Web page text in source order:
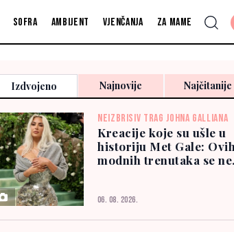
Sofra Ambijent Vjenčanja Za mame
Izdvojeno Najnovije Najčitanije
NEIZBRISIV TRAG JOHNA GALLIANA
Kreacije koje su ušle u
historiju Met Gale: Ovih
modnih trenutaka se ne
06. 08. 2026.